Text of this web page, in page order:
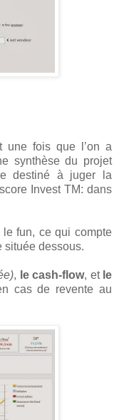
une fois que l’on a
synthèse du projet
destiné à juger la
Invest TM: dans
le fun, ce qui compte
située dessous.
, le cash-flow, et le
cas de revente au